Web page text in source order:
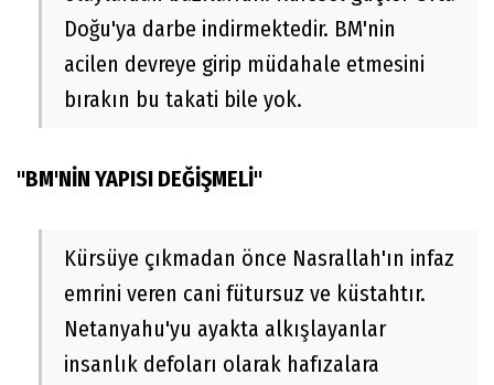
Doğu'ya darbe indirmektedir. BM'nin
acilen devreye girip müdahale etmesini
bırakın bu takati bile yok.
"BM'NİN YAPISI DEĞİŞMELİ"
Kürsüye çıkmadan önce Nasrallah'ın infaz
emrini veren cani fütursuz ve küstahtır.
Netanyahu'yu ayakta alkışlayanlar
insanlık defoları olarak hafızalara